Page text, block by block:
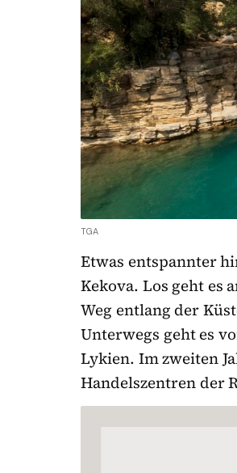
TGA
Etwas entspannter
Kekova. Los geht es
Weg entlang der
Unterwegs geht es
Lykien. Im zweiten
Handelszentren der